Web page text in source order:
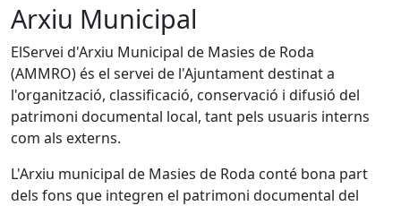
Arxiu Municipal
ElServei d'Arxiu Municipal de Masies de Roda
(AMMRO) és el servei de l'Ajuntament destinat a
l'organització, classificació, conservació i difusió del
patrimoni documental local, tant pels usuaris interns
com als externs.
L'Arxiu municipal de Masies de Roda conté bona part
dels fons que integren el patrimoni documental del